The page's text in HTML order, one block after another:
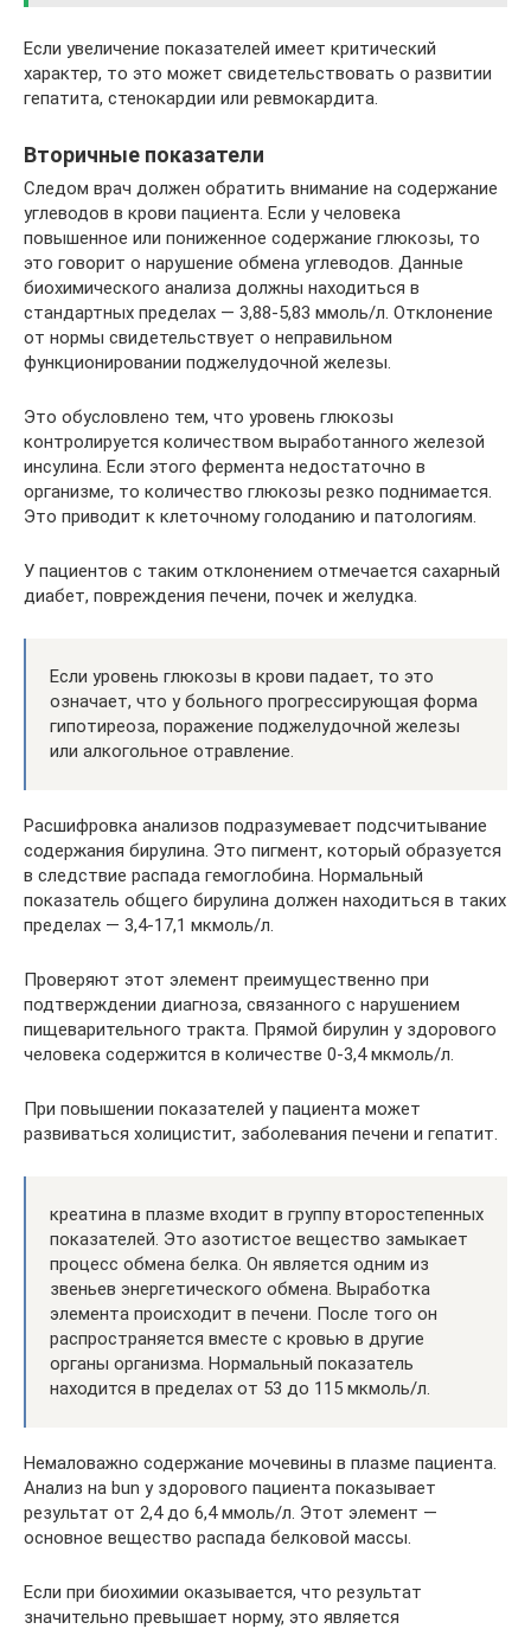
Если увеличение показателей имеет критический
характер, то это может свидетельствовать о развитии
гепатита, стенокардии или ревмокардита.
Вторичные показатели
Следом врач должен обратить внимание на содержание
углеводов в крови пациента. Если у человека
повышенное или пониженное содержание глюкозы, то
это говорит о нарушение обмена углеводов. Данные
биохимического анализа должны находиться в
стандартных пределах — 3,88-5,83 ммоль/л. Отклонение
от нормы свидетельствует о неправильном
функционировании поджелудочной железы.
Это обусловлено тем, что уровень глюкозы
контролируется количеством выработанного железой
инсулина. Если этого фермента недостаточно в
организме, то количество глюкозы резко поднимается.
Это приводит к клеточному голоданию и патологиям.
У пациентов с таким отклонением отмечается сахарный
диабет, повреждения печени, почек и желудка.
Если уровень глюкозы в крови падает, то это
означает, что у больного прогрессирующая форма
гипотиреоза, поражение поджелудочной железы
или алкогольное отравление.
Расшифровка анализов подразумевает подсчитывание
содержания бирулина. Это пигмент, который образуется
в следствие распада гемоглобина. Нормальный
показатель общего бирулина должен находиться в таких
пределах — 3,4-17,1 мкмоль/л.
Проверяют этот элемент преимущественно при
подтверждении диагноза, связанного с нарушением
пищеварительного тракта. Прямой бирулин у здорового
человека содержится в количестве 0-3,4 мкмоль/л.
При повышении показателей у пациента может
развиваться холицистит, заболевания печени и гепатит.
креатина в плазме входит в группу второстепенных
показателей. Это азотистое вещество замыкает
процесс обмена белка. Он является одним из
звеньев энергетического обмена. Выработка
элемента происходит в печени. После того он
распространяется вместе с кровью в другие
органы организма. Нормальный показатель
находится в пределах от 53 до 115 мкмоль/л.
Немаловажно содержание мочевины в плазме пациента.
Анализ на bun у здорового пациента показывает
результат от 2,4 до 6,4 ммоль/л. Этот элемент —
основное вещество распада белковой массы.
Если при биохимии оказывается, что результат
значительно превышает норму, это является